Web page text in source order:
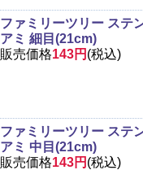
ファミリーツリー ステ
アミ 細目(21cm)
販売価格143円 (税込)
ファミリーツリー ステ
アミ 中目(21cm)
販売価格143円 (税込)